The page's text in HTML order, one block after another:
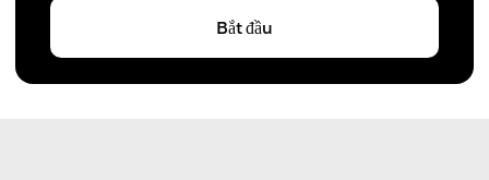
Bắt đầu